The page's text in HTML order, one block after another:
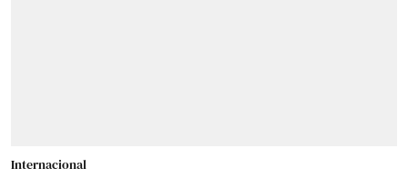
Internacional